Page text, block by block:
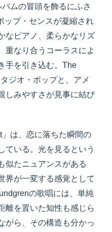
バムの冒頭を飾るにふさ
ップ・センスが凝縮され
なピアノ、柔らかなリズ
重なり合うコーラスによ
手を引き込む。The
ジオ・ポップと、アメ
しみやすさが見事に結び
は、恋に落ちた瞬間の
ている。光を見るという
似たニュアンスがある
界が一変する感覚として
の歌唱には、単純
離を置いた知性も感じら
がら、その構造も分かっ